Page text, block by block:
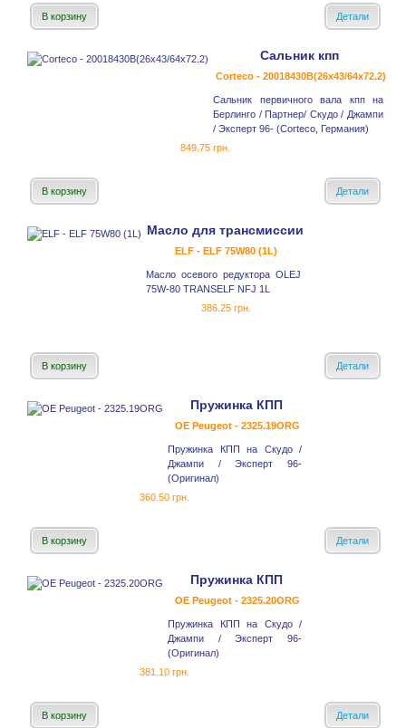
В корзину Детали
Сальник кпп
Corteco - 20018430B(26x43/64x72.2)
Сальник первичного вала кпп на
Берлинго / Партнер/ Скудо / Джампи
/ Эксперт 96- (Corteco, Германия)
849.75 грн.
В корзину Детали
Масло для трансмиссии
ELF - ELF 75W80 (1L)
Масло осевого редуктора OLEJ
75W-80 TRANSELF NFJ 1L
386.25 грн.
В корзину Детали
Пружинка КПП
OE Peugeot - 2325.19ORG
Пружинка КПП на Скудо /
Джампи / Эксперт 96-
(Оригинал)
360.50 грн.
В корзину Детали
Пружинка КПП
OE Peugeot - 2325.20ORG
Пружинка КПП на Скудо /
Джампи / Эксперт 96-
(Оригинал)
381.10 грн.
В корзину Детали